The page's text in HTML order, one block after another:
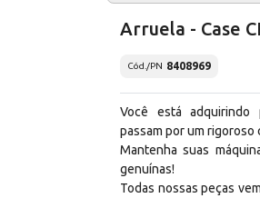
Arruela - Case
Cód./PN 8408969
Você está adquirindo
passam por um
Mantenha suas
genuínas!
Todas nossas peças